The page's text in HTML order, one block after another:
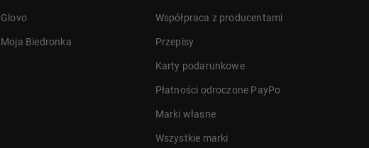
Glovo
Moja Biedronka
Współpraca z producentami
Przepisy
Karty podarunkowe
Płatności odroczone PayPo
Marki własne
Wszystkie marki